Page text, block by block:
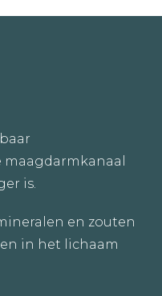
is.
en zouten
in het lichaam